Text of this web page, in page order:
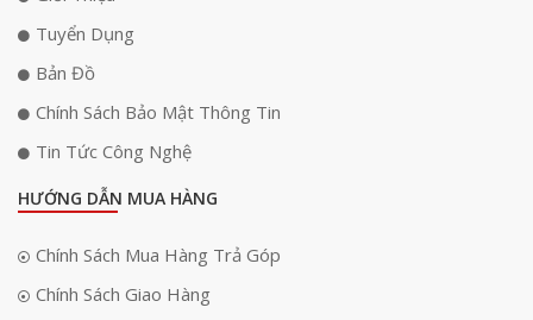
Tuyển Dụng
Bản Đồ
Chính Sách Bảo Mật Thông Tin
Tin Tức Công Nghệ
HƯỚNG DẪN MUA HÀNG
Chính Sách Mua Hàng Trả Góp
Chính Sách Giao Hàng